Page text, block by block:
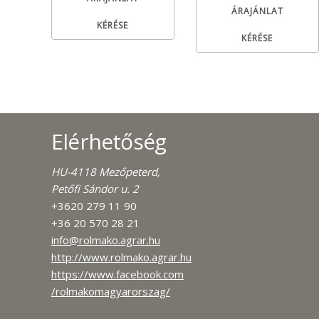
KÉRÉSE
ÁRAJÁNLAT
KÉRÉSE
Elérhetőség
HU-4118 Mezőpeterd,
Petőfi Sándor u. 2
+3620 279 11 90
+36 20 570 28 21
info@rolmako.agrar.hu
http://www.rolmako.agrar.hu
https://www.facebook.com
/rolmakomagyarorszag/